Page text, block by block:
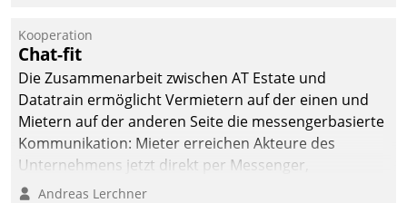
Kooperation
Chat-fit
Die Zusammenarbeit zwischen AT Estate und
Datatrain ermöglicht Vermietern auf der einen und
Mietern auf der anderen Seite die messengerbasierte
Kommunikation: Mieter erreichen Akteure des
Unternehmens jetzt direkt per Messenger,
Mitarbeiter oder Dienstleister empfangen oder
Andreas Lerchner